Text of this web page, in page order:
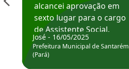
alcancei aprovação em
sexto lugar para o cargo
de Assistente Social.
Hoje estou atuando na
Prefeitura de Santarém.
José - 16/05/2025
Prefeitura Municipal de Santarém
(Pará)